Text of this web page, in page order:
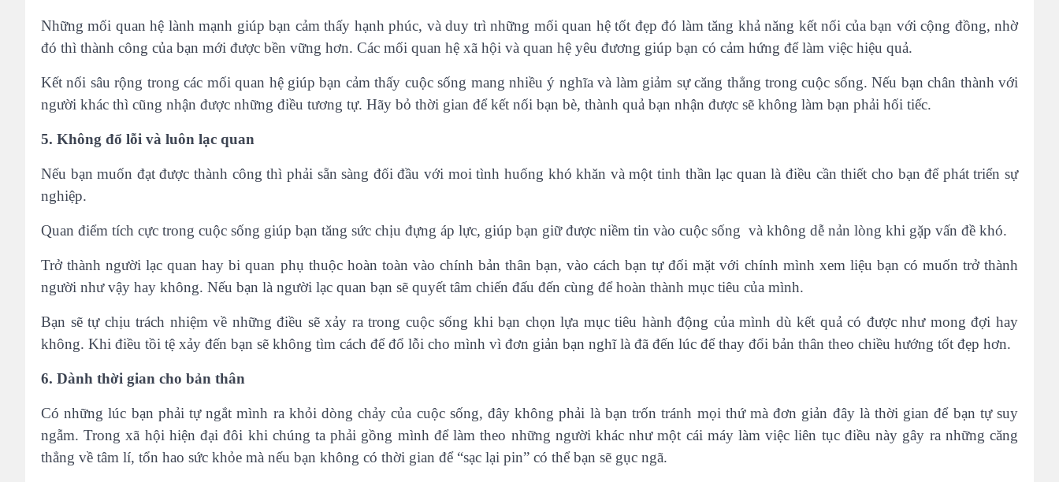
Những mối quan hệ lành mạnh giúp bạn cảm thấy hạnh phúc, và duy trì những mối quan hệ tốt đẹp đó làm tăng khả năng kết nối của bạn với cộng đồng, nhờ
đó thì thành công của bạn mới được bền vững hơn. Các mối quan hệ xã hội và quan hệ yêu đương giúp bạn có cảm hứng để làm việc hiệu quả.
Kết nối sâu rộng trong các mối quan hệ giúp bạn cảm thấy cuộc sống mang nhiều ý nghĩa và làm giảm sự căng thẳng trong cuộc sống. Nếu bạn chân thành với
người khác thì cũng nhận được những điều tương tự. Hãy bỏ thời gian để kết nối bạn bè, thành quả bạn nhận được sẽ không làm bạn phải hối tiếc.
5. Không đổ lỗi và luôn lạc quan
Nếu bạn muốn đạt được thành công thì phải sẵn sàng đối đầu với moi tình huống khó khăn và một tinh thần lạc quan là điều cần thiết cho bạn để phát triển sự
nghiệp.
Quan điểm tích cực trong cuộc sống giúp bạn tăng sức chịu đựng áp lực, giúp bạn giữ được niềm tin vào cuộc sống và không dễ nản lòng khi gặp vấn đề khó.
Trở thành người lạc quan hay bi quan phụ thuộc hoàn toàn vào chính bản thân bạn, vào cách bạn tự đối mặt với chính mình xem liệu bạn có muốn trở thành
người như vậy hay không. Nếu bạn là người lạc quan bạn sẽ quyết tâm chiến đấu đến cùng để hoàn thành mục tiêu của mình.
Bạn sẽ tự chịu trách nhiệm về những điều sẽ xảy ra trong cuộc sống khi bạn chọn lựa mục tiêu hành động của mình dù kết quả có được như mong đợi hay
không. Khi điều tồi tệ xảy đến bạn sẽ không tìm cách để đổ lỗi cho mình vì đơn giản bạn nghĩ là đã đến lúc để thay đổi bản thân theo chiều hướng tốt đẹp hơn.
6. Dành thời gian cho bản thân
Có những lúc bạn phải tự ngắt mình ra khỏi dòng chảy của cuộc sống, đây không phải là bạn trốn tránh mọi thứ mà đơn giản đây là thời gian để bạn tự suy
ngẫm. Trong xã hội hiện đại đôi khi chúng ta phải gồng mình để làm theo những người khác như một cái máy làm việc liên tục điều này gây ra những căng
thẳng về tâm lí, tổn hao sức khỏe mà nếu bạn không có thời gian để “sạc lại pin” có thể bạn sẽ gục ngã.